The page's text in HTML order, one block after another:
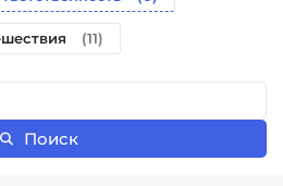
(11)
Поиск